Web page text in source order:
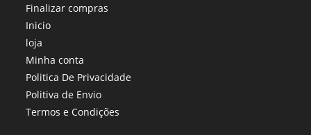
Finalizar compras
Inicio
loja
Minha conta
Politica De Privacidade
Politiva de Envio
Termos e Condições​